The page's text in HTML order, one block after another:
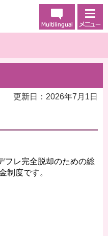
更新日：2026年7月1日
フレ完全脱却のための総
制度です。